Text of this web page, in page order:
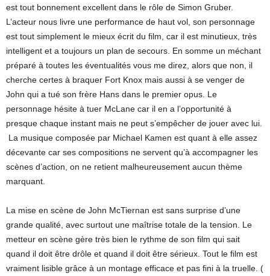
est tout bonnement excellent dans le rôle de Simon Gruber.
L’acteur nous livre une performance de haut vol, son personnage
est tout simplement le mieux écrit du film, car il est minutieux, très
intelligent et a toujours un plan de secours. En somme un méchant
préparé à toutes les éventualités vous me direz, alors que non, il
cherche certes à braquer Fort Knox mais aussi à se venger de
John qui a tué son frère Hans dans le premier opus. Le
personnage hésite à tuer McLane car il en a l’opportunité à
presque chaque instant mais ne peut s’empêcher de jouer avec lui.
La musique composée par Michael Kamen est quant à elle assez
décevante car ses compositions ne servent qu’à accompagner les
scènes d’action, on ne retient malheureusement aucun thème
marquant.
La mise en scène de John McTiernan est sans surprise d’une
grande qualité, avec surtout une maîtrise totale de la tension. Le
metteur en scène gère très bien le rythme de son film qui sait
quand il doit être drôle et quand il doit être sérieux. Tout le film est
vraiment lisible grâce à un montage efficace et pas fini à la truelle. (